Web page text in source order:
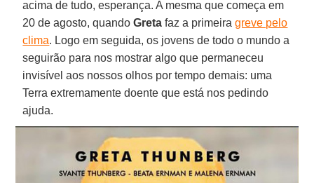
acima de tudo, esperança. A mesma que começa em
20 de agosto, quandoGreta faz a primeira greve pelo
clima. Logo em seguida, os jovens de todo o mundo a
seguirão para nos mostrar algo que permaneceu
invisível aos nossos olhos por tempo demais: uma
Terra extremamente doente que está nos pedindo
ajuda.